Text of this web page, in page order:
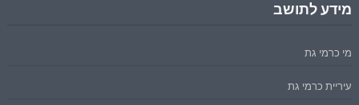
מידע לתושב
מי כרמי גת
עיריית כרמי גת